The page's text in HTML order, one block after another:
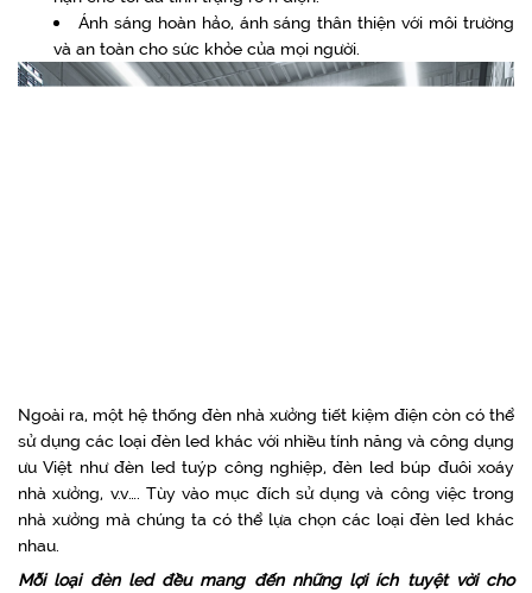
Ánh sáng hoàn hảo, ánh sáng thân thiện với môi trường
và an toàn cho sức khỏe của mọi người.
Ngoài ra, một hệ thống đèn nhà xưởng tiết kiệm điện còn có thể
sử dụng các loại đèn led khác với nhiều tính năng và công dụng
ưu Việt như đèn led tuýp công nghiệp, đèn led búp đuôi xoáy
nhà xưởng, v.v…. Tùy vào mục đích sử dụng và công việc trong
nhà xưởng mà chúng ta có thể lựa chọn các loại đèn led khác
nhau.
Mỗi loại đèn led đều mang đến những lợi ích tuyệt vời cho